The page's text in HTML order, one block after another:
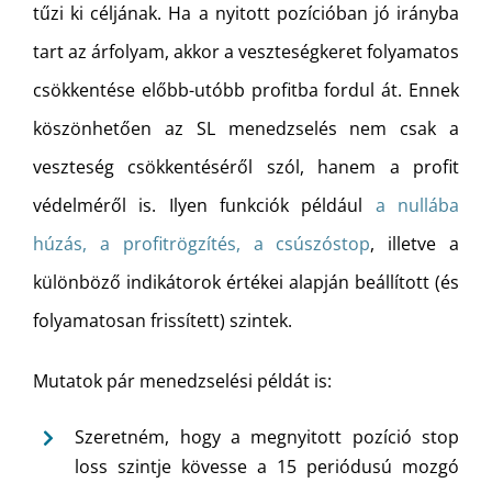
tűzi ki céljának. Ha a nyitott pozícióban jó irányba
tart az árfolyam, akkor a veszteségkeret folyamatos
csökkentése előbb-utóbb profitba fordul át. Ennek
köszönhetően az SL menedzselés nem csak a
veszteség csökkentéséről szól, hanem a profit
védelméről is. Ilyen funkciók például a nullába
húzás, a profitrögzítés, a csúszóstop, illetve a
különböző indikátorok értékei alapján beállított (és
folyamatosan frissített) szintek.
Mutatok pár menedzselési példát is:
Szeretném, hogy a megnyitott pozíció stop
loss szintje kövesse a 15 periódusú mozgó